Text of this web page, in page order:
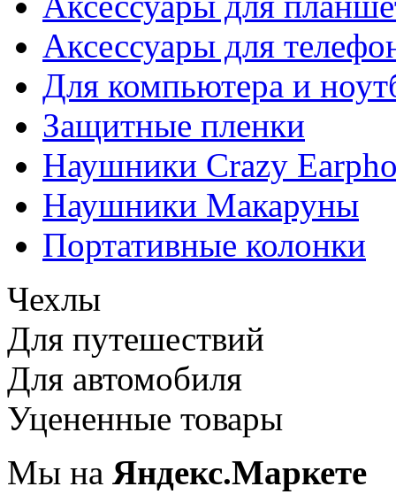
Аксессуары для
Для компьютера и
Защитные пленки
Наушники Crazy
Наушники Макаруны
Портативные колонки
Чехлы
Для путешествий
Для автомобиля
Уцененные товары
Мы на Яндекс.Маркете